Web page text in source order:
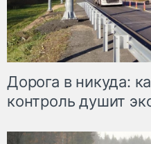
Дорога в никуда:
контроль душит